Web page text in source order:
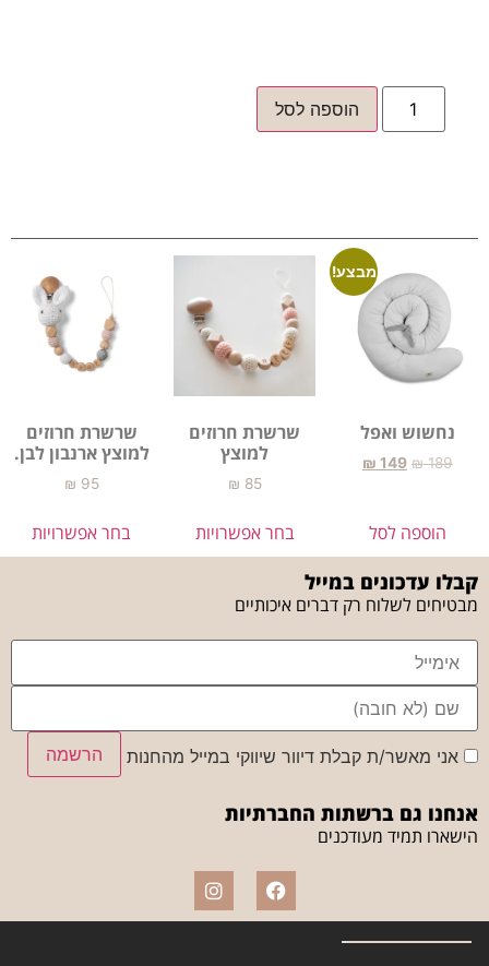
הוספה לסל
מבצע!
נחשוש ואפל
₪189
₪ 149
הוספה לסל
שרשרת חרוזים
למוצץ
₪ 85
בחר אפשרויות
שרשרת חרוזים
למוצץ ארנבון לבן.
₪ 95
בחר אפשרויות
קבלו עדכונים במייל
מבטיחים לשלוח רק דברים איכותיים
אני מאשר/ת קבלת דיוור שיווקי במייל מהחנות הרשמה
אנחנו גם ברשתות החברתיות
הישארו תמיד מעודכנים